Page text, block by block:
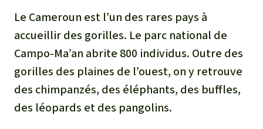
Les barrages
Le ciment et le béton
Les routes
Le Cameroun est l’un des rares pays à
accueillir des gorilles. Le parc national de
Campo-Ma’an abrite 800 individus. Outre des
gorilles des plaines de l’ouest, on y retrouve
des chimpanzés, des éléphants, des buffles,
des léopards et des pangolins.